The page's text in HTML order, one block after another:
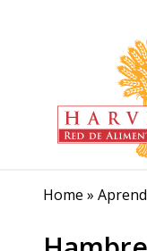
Home »